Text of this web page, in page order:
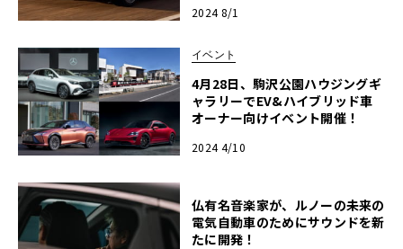
2024 8/1
イベント
4月28日、駒沢公園ハウジングギ
ャラリーでEV&ハイブリッド車
オーナー向けイベント開催！
2024 4/10
仏有名音楽家が、ルノーの未来の
電気自動車のためにサウンドを新
たに開発！